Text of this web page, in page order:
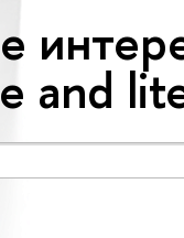
and